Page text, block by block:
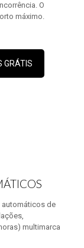
O
máximo.
GRÁTIS
de
multimarca